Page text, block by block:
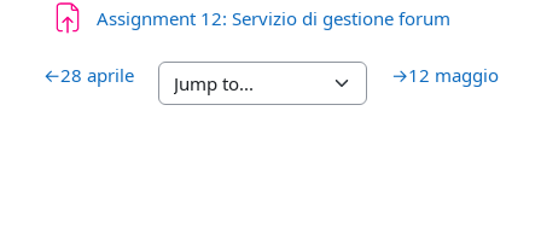
Assignment 12: Servizio di gestione forum
←28 aprile →12 maggio